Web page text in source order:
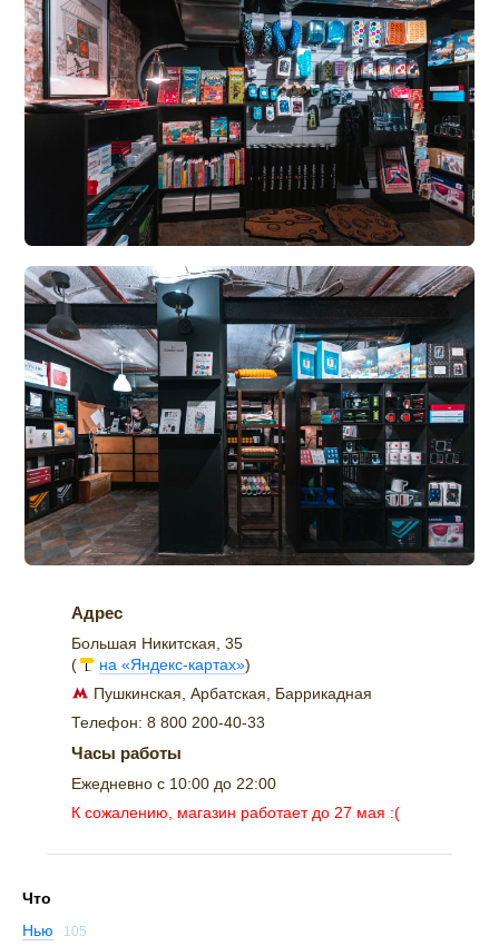
Адрес
Большая Никитская, 35
(
на «Яндекс-картах»)
Пушкинская, Арбатская, Баррикадная
Телефон: 8 800 200-40-33
Часы работы
Ежедневно с 10:00 до 22:00
К сожалению, магазин работает до 27 мая :(
Что
Нью
105